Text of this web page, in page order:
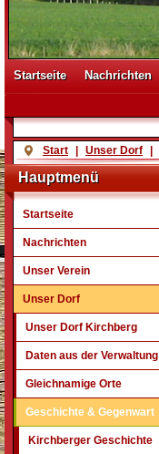
Startseite Nachrichten
Start Unser Dorf
Hauptmenü
Startseite
Nachrichten
Unser Verein
Unser Dorf
Unser Dorf Kirchberg
Daten aus der Verwaltung
Gleichnamige Orte
Geschichte & Gegenwart
Kirchberger Geschichte